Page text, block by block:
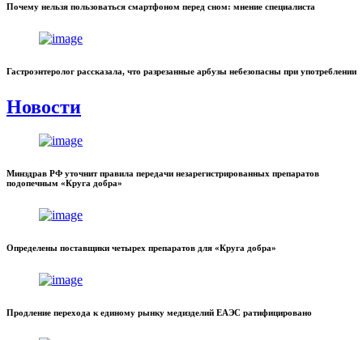
Почему нельзя пользоваться смартфоном перед сном: мнение специалиста
Гастроэнтеролог рассказала, что разрезанные арбузы небезопасны при употреблении
Новости
Минздрав РФ уточнит правила передачи незарегистрированных препаратов
подопечным «Круга добра»
Определены поставщики четырех препаратов для «Круга добра»
Продление перехода к единому рынку медизделий ЕАЭС ратифицировано